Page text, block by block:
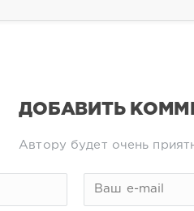
ДОБАВИТЬ
Автору будет очень